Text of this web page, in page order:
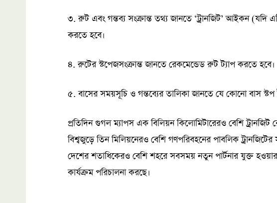
৩. রুট এবং গন্তব্য সংক্রান্ত তথ্য জানতে ‘ট্রানজিট’ আইকন (যদি
করতে হবে।
৪. রুটের স্টপেজসংক্রান্ত জানতে রেকমেন্ডেড রুট ট্যাপ করতে হবে।
৫. বাসের সময়সূচি ও গন্তব্যের তালিকা জানতে যে কোনো বাস স্টপ
প্রতিদিন গুগল ম্যাপস এক বিলিয়ন কিলোমিটারেরও বেশি
বিশ্বজুড়ে তিন মিলিয়নেরও বেশি গণপরিবহনের পাবলিক
দেশের শতাধিকেরও বেশি শহরে সবসময় নতুন পার্টনার যুক্ত হওয়ার
কার্যক্রম পরিচালনা করছে।